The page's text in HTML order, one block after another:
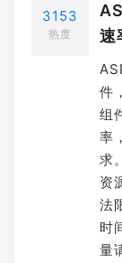
3153
热度
速
件
组
率
求
资
法
时
量